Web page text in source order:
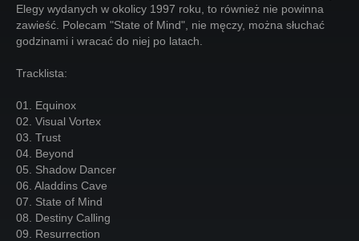
Elegy wydanych w okolicy 1997 roku, to również nie powinna
zawieść. Polecam "State of Mind", nie męczy, można słuchać
godzinami i wracać do niej po latach.
Tracklista:
01. Equinox
02. Visual Vortex
03. Trust
04. Beyond
05. Shadow Dancer
06. Aladdins Cave
07. State of Mind
08. Destiny Calling
09. Resurrection